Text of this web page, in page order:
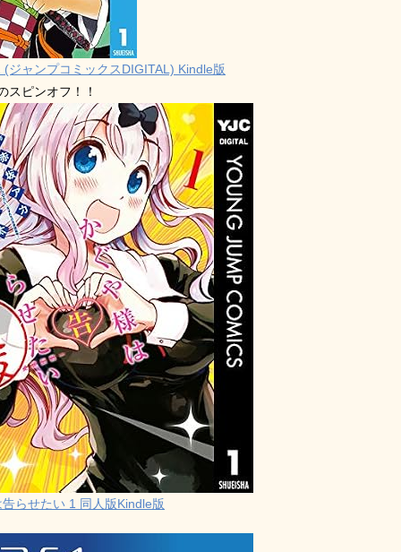
(ジャンプコミックスDIGITAL) Kindle版
スピンオフ！！
らせたい 1 同人版Kindle版